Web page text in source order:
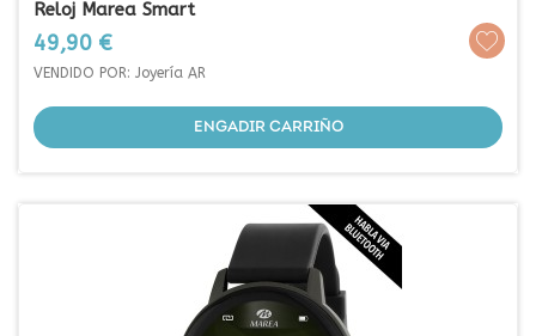
Reloj Marea Smart
Prezo
49,90 €
VENDIDO POR: Joyería AR
ENGADIR CARRIÑO